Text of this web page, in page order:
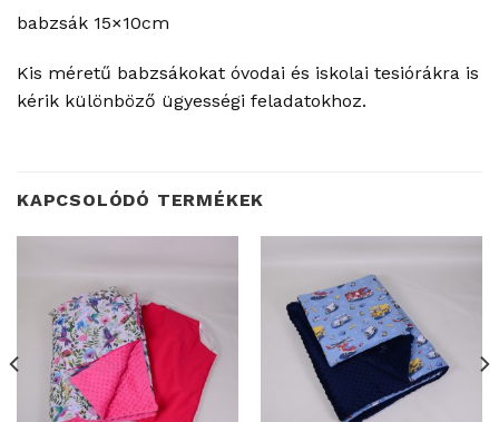
babzsák 15×10cm
Kis méretű babzsákokat óvodai és iskolai tesiórákra is
kérik különböző ügyességi feladatokhoz.
KAPCSOLÓDÓ TERMÉKEK